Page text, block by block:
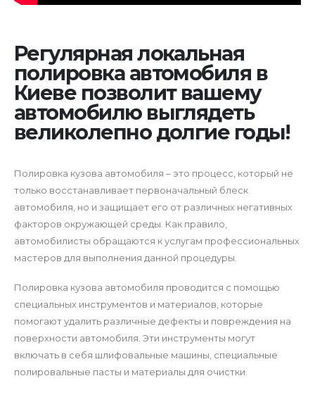
Регулярная локальная
полировка автомобиля в
Киеве позволит вашему
автомобилю выглядеть
великолепно долгие годы!
Полировка кузова автомобиля – это процесс, который не
только восстанавливает первоначальный блеск
автомобиля, но и защищает его от различных негативных
факторов окружающей среды. Как правило,
автомобилисты обращаются к услугам профессиональных
мастеров для выполнения данной процедуры.
Полировка кузова автомобиля проводится с помощью
специальных инструментов и материалов, которые
помогают удалить различные дефекты и повреждения на
поверхности автомобиля. Эти инструменты могут
включать в себя шлифовальные машины, специальные
полировальные пасты и материалы для очистки.